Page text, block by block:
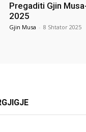
Pregaditi Gjin
2025
Gjin Musa - 8 Shtator 2025